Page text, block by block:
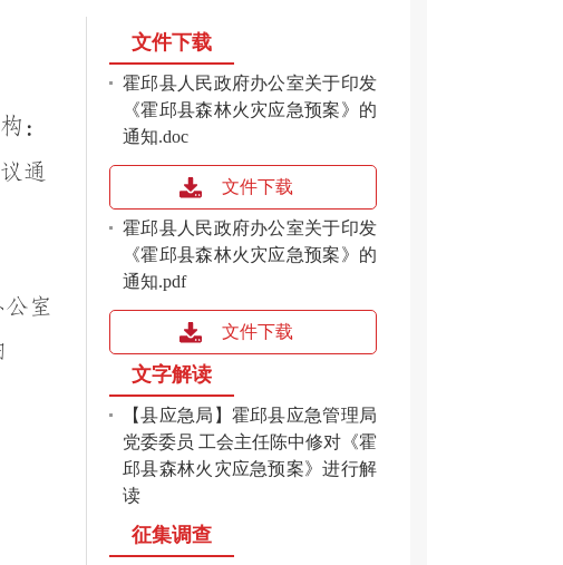
：
通
室
文件下载
霍邱县人民政府办公室关于印发
《霍邱县森林火灾应急预案》的
通知.doc
文件下载
霍邱县人民政府办公室关于印发
《霍邱县森林火灾应急预案》的
通知.pdf
文件下载
文字解读
【县应急局】霍邱县应急管理局
党委委员 工会主任陈中修对《霍
邱县森林火灾应急预案》进行解
读
征集调查